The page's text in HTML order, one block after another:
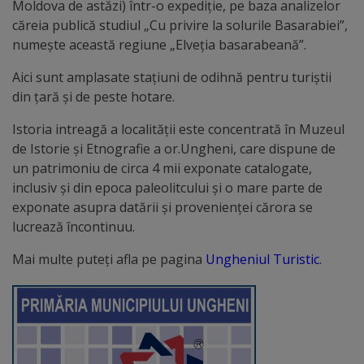
Comisii
de
specialitate
Regulamentul
Consiliului
Calitate
și
integritate
Servicii
Plăți
Moldova de astăzi) într-o expediţie, pe baza analizelor
căreia publică studiul „Cu privire la solurile Basarabiei”,
numeşte această regiune „Elveţia basarabeană”.
Aici sunt amplasate staţiuni de odihnă pentru turiştii
din ţară şi de peste hotare.
Istoria intreagă a localităţii este concentrată în Muzeul
de Istorie şi Etnografie a or.Ungheni, care dispune de
un patrimoniu de circa 4 mii exponate catalogate,
inclusiv şi din epoca paleolitcului şi o mare parte de
exponate asupra datării şi provenienţei cărora se
lucrează încontinuu.
Mai multe puteți afla pe pagina Ungheniul Turistic.